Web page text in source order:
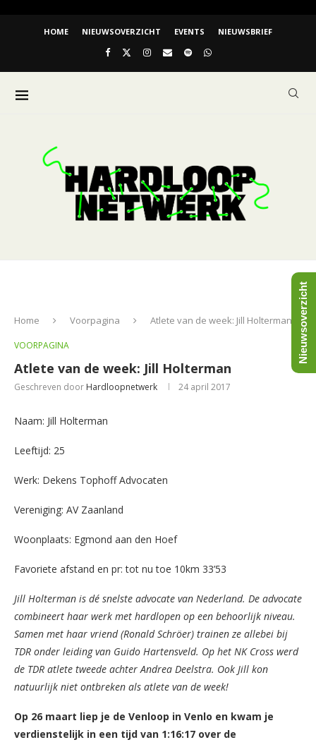
HOME NIEUWSOVERZICHT EVENTS NIEUWSBRIEF
Home Voorpagina Atlete van de week: Jill Holterman
VOORPAGINA
Atlete van de week: Jill Holterman
Geschreven door Hardloopnetwerk 24 april 2017
Naam: Jill Holterman
Leeftijd: 25
Werk: Dekens Tophoff Advocaten
Vereniging: AV Zaanland
Woonplaats: Egmond aan den Hoef
Favoriete afstand en pr: tot nu toe 10km 33’53
Jill Holterman is dé snelste advocate van Nederland. De advocate
combineert haar werk met hardlopen op een behoorlijk niveau.
Samen met haar vriend (Ronald Schröer) trainen ze allebei bij
TDR onder leiding van Guido Hartensveld. Op het NK Cross werd
de TDR atlete tweede achter Andrea Deelstra. Ook Jill kon
natuurlijk niet ontbreken als atlete van de week!
Op 26 maart liep je de Venloop in Venlo en kwam je
verdienstelijk in een tijd van 1:16:17 over de
Nieuwsoverzicht